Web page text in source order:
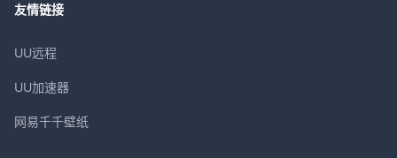
友情链接
UU远程
UU加速器
网易千千壁纸